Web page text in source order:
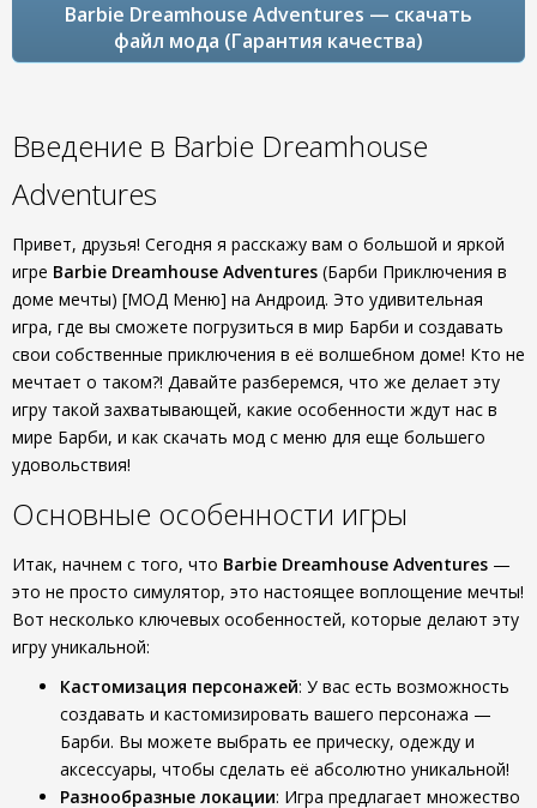
Barbie Dreamhouse Adventures — скачать
файл мода (Гарантия качества)
Введение в Barbie Dreamhouse
Adventures
Привет, друзья! Сегодня я расскажу вам о большой и яркой
игре Barbie Dreamhouse Adventures (Барби Приключения в
доме мечты) [МОД Меню] на Андроид. Это удивительная
игра, где вы сможете погрузиться в мир Барби и создавать
свои собственные приключения в её волшебном доме! Кто не
мечтает о таком?! Давайте разберемся, что же делает эту
игру такой захватывающей, какие особенности ждут нас в
мире Барби, и как скачать мод с меню для еще большего
удовольствия!
Основные особенности игры
Итак, начнем с того, что Barbie Dreamhouse Adventures —
это не просто симулятор, это настоящее воплощение мечты!
Вот несколько ключевых особенностей, которые делают эту
игру уникальной:
Кастомизация персонажей: У вас есть возможность
создавать и кастомизировать вашего персонажа —
Барби. Вы можете выбрать ее прическу, одежду и
аксессуары, чтобы сделать её абсолютно уникальной!
Разнообразные локации: Игра предлагает множество